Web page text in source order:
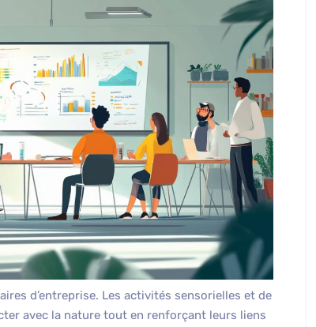
d’entreprise. Les activités sensorielles et de
avec la nature tout en renforçant leurs liens